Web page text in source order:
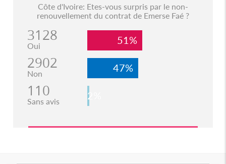
Côte d'Ivoire: Etes-vous surpris par le non-
renouvellement du contrat de Emerse Faé ?
3128
Oui 51%
2902
Non 47%
110
Sans avis 2%